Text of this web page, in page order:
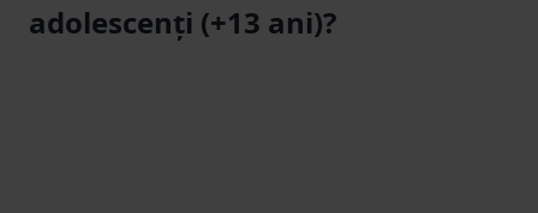
adolescenți (+13 ani)?